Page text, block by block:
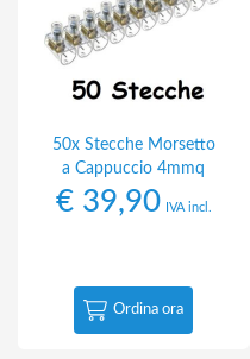
50x Stecche Morsetto
a Cappuccio 4mmq
€39,90 IVA incl.
Ordina ora